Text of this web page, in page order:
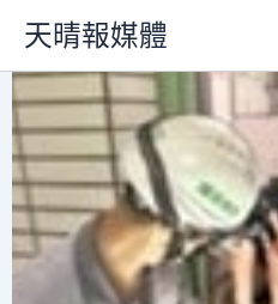
主
要
內
容
天晴報媒體